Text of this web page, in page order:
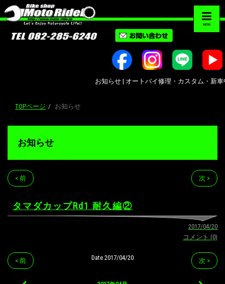
MENU
お知らせ | オートバイ修理・カスタム・新車
TOPページ お知らせ
お知らせ
< 前 次 >
タマダカップRd1 耐久編②
2017/04/20
コメント (0)
< 前 次 >
Date 2017/04/20